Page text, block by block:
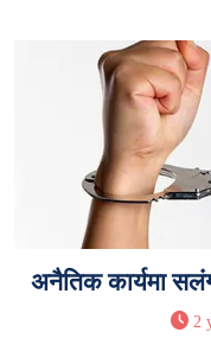
अनैतिक कार्यमा
2